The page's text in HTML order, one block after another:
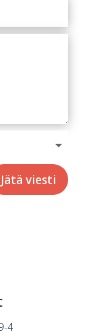
Jätä viesti
4